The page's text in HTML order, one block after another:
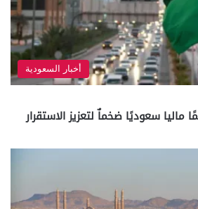
أخبار السعودية
سعوديًا ضخماٌ لتعزيز الاستقرار